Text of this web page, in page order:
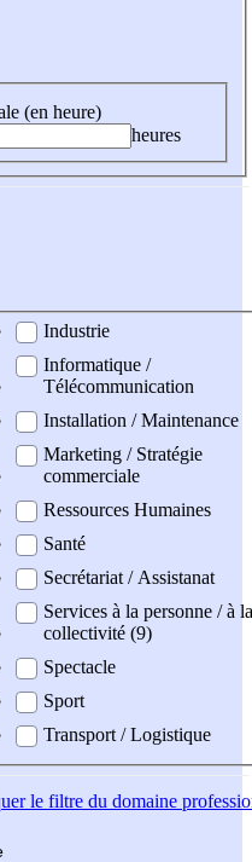
(en heure)
heures
Industrie
Informatique /
Télécommunication
Installation / Maintenance
Marketing / Stratégie
commerciale
Ressources Humaines
Santé
Secrétariat / Assistanat
Services à la personne / à la
collectivité (9)
Spectacle
Sport
Transport / Logistique
le filtre du domaine